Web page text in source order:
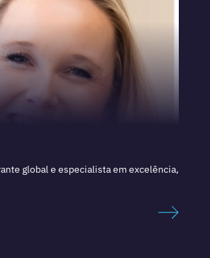
global e especialista em excelência,